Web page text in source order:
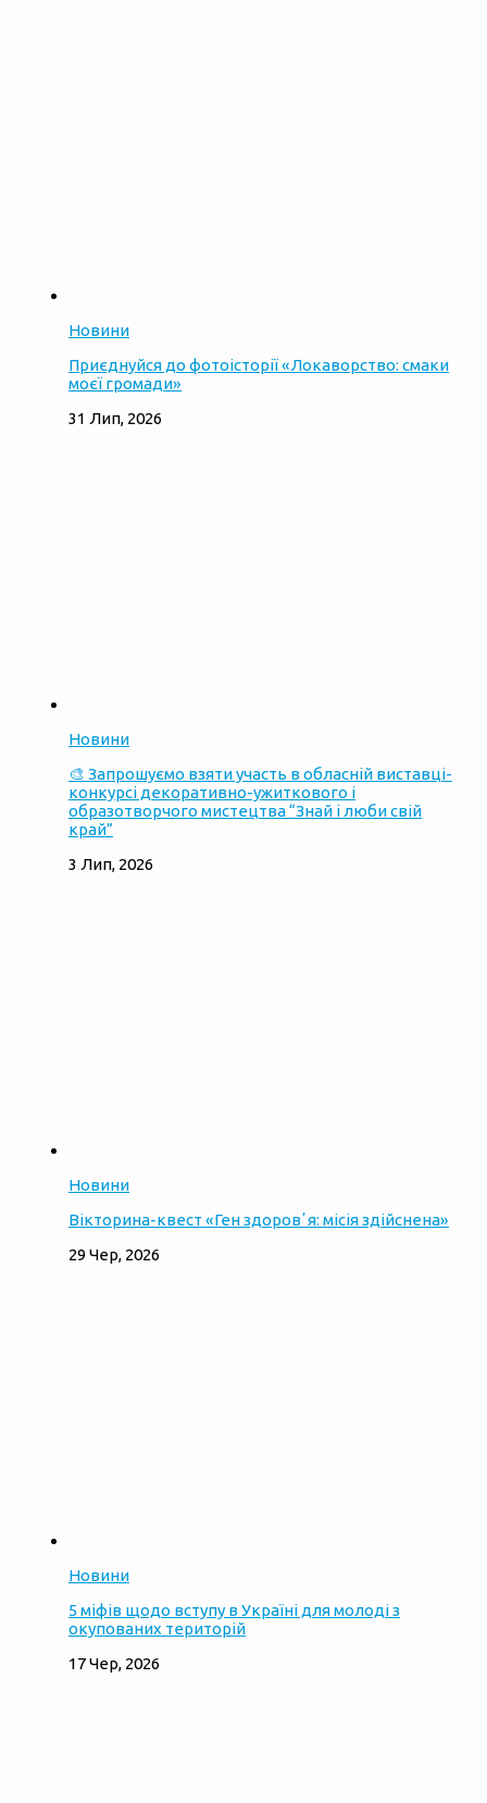
Новини
Приєднуйся до фотоісторії «Локаворство: смаки
моєї громади»
31 Лип, 2026
Новини
🎨 Запрошуємо взяти участь в обласній виставці-
конкурсі декоративно-ужиткового і
образотворчого мистецтва “Знай і люби свій
край”
3 Лип, 2026
Новини
Вікторина-квест «Ген здоровʼя: місія здійснена»
29 Чер, 2026
Новини
5 міфів щодо вступу в Україні для молоді з
окупованих територій
17 Чер, 2026